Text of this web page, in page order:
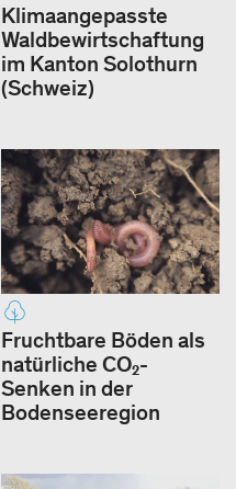
Klimaangepasste
Waldbewirtschaftung
im Kanton Solothurn
(Schweiz)
Fruchtbare Böden als
natürliche CO₂-
Senken in der
Bodenseeregion